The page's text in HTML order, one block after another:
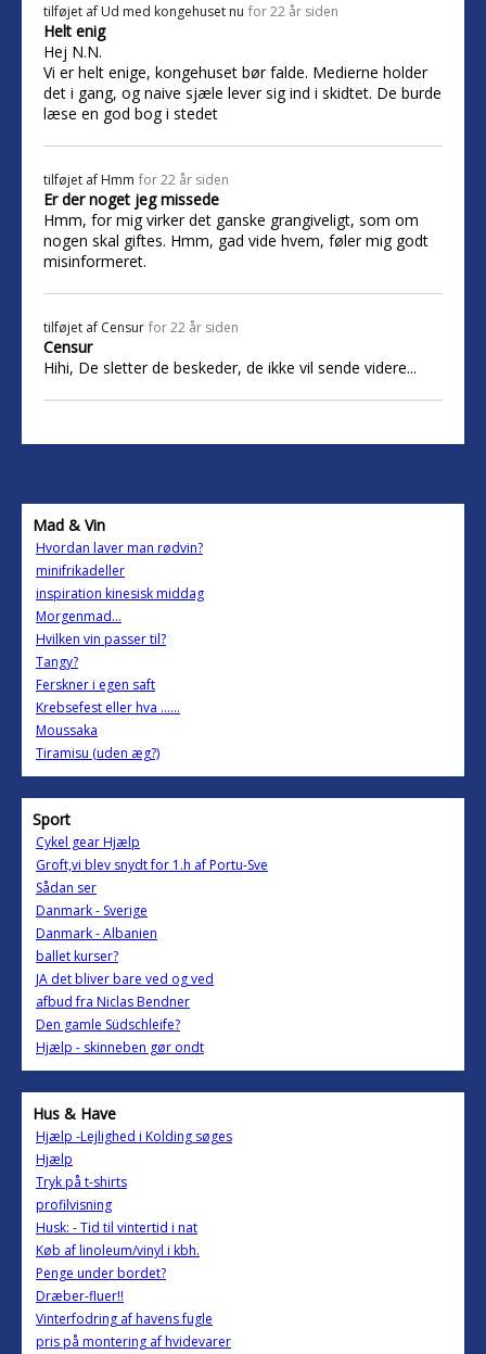
tilføjet af Ud med kongehuset nu for 22 år siden
Helt enig
Hej N.N.
Vi er helt enige, kongehuset bør falde. Medierne holder
det i gang, og naive sjæle lever sig ind i skidtet. De burde
læse en god bog i stedet
tilføjet af Hmm for 22 år siden
Er der noget jeg missede
Hmm, for mig virker det ganske grangiveligt, som om
nogen skal giftes. Hmm, gad vide hvem, føler mig godt
misinformeret.
tilføjet af Censur for 22 år siden
Censur
Hihi, De sletter de beskeder, de ikke vil sende videre...
Mad & Vin
Hvordan laver man rødvin?
minifrikadeller
inspiration kinesisk middag
Morgenmad...
Hvilken vin passer til?
Tangy?
Ferskner i egen saft
Krebsefest eller hva ......
Moussaka
Tiramisu (uden æg?)
Sport
Cykel gear Hjælp
Groft,vi blev snydt for 1.h af Portu-Sve
Sådan ser
Danmark - Sverige
Danmark - Albanien
ballet kurser?
JA det bliver bare ved og ved
afbud fra Niclas Bendner
Den gamle Südschleife?
Hjælp - skinneben gør ondt
Hus & Have
Hjælp -Lejlighed i Kolding søges
Hjælp
Tryk på t-shirts
profilvisning
Husk: - Tid til vintertid i nat
Køb af linoleum/vinyl i kbh.
Penge under bordet?
Dræber-fluer!!
Vinterfodring af havens fugle
pris på montering af hvidevarer